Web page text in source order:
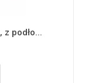
z podło...